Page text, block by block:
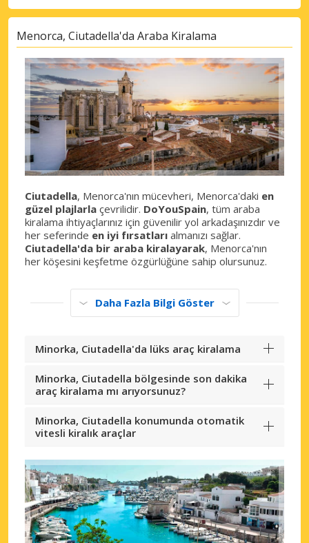
Menorca, Ciutadella'da Araba Kiralama
Ciutadella, Menorca'nın mücevheri, Menorca'daki en
güzel plajlarla çevrilidir. DoYouSpain, tüm araba
kiralama ihtiyaçlarınız için güvenilir yol arkadaşınızdır ve
her seferinde en iyi fırsatları almanızı sağlar.
Ciutadella'da bir araba kiralayarak, Menorca'nın
her köşesini keşfetme özgürlüğüne sahip olursunuz.
Daha Fazla Bilgi Göster
Minorka, Ciutadella'da lüks araç kiralama
Minorka, Ciutadella bölgesinde son dakika
araç kiralama mı arıyorsunuz?
Minorka, Ciutadella konumunda otomatik
vitesli kiralık araçlar